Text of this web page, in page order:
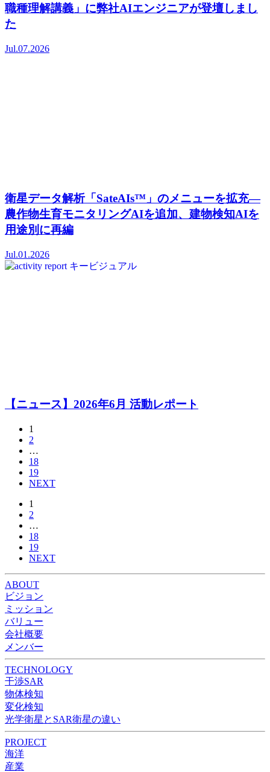
職種理解講義」に弊社AIエンジニアが登壇しまし
た
Jul.07.2026
衛星データ解析「SateAIs™」のメニューを拡充―
農作物生育モニタリングAIを追加、建物検知AIを
用途別に再編
Jul.01.2026
【ニュース】2026年6月 活動レポート
1
2
…
18
19
NEXT
1
2
…
18
19
NEXT
ABOUT
ビジョン
ミッション
バリュー
会社概要
メンバー
TECHNOLOGY
干渉SAR
物体検知​​
変化検知​
光学衛星とSAR衛星の違い
PROJECT
海洋
産業